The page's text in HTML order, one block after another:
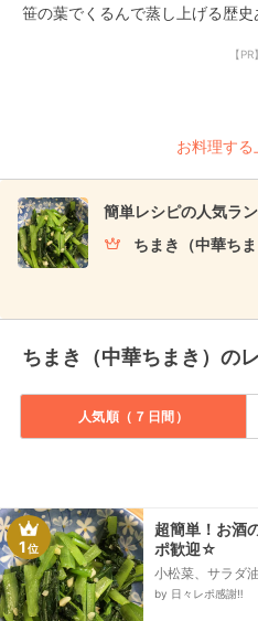
笹の葉でくるんで蒸し上げる歴史
【PR】
お料理す
簡単レシピの人気ラ
ちまき（中華ちま
ちまき（中華ちまき）の
人気順（７日間）
1位
超簡単！お酒
ポ歓迎☆
小松菜、サラダ
ク(チューブタイ
by 日々レポ感謝‼️